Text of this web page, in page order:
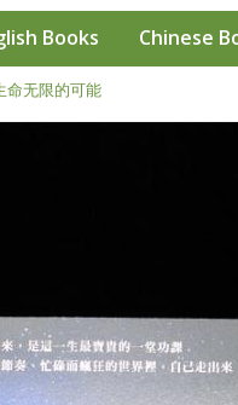
Books Chinese
无限的可能